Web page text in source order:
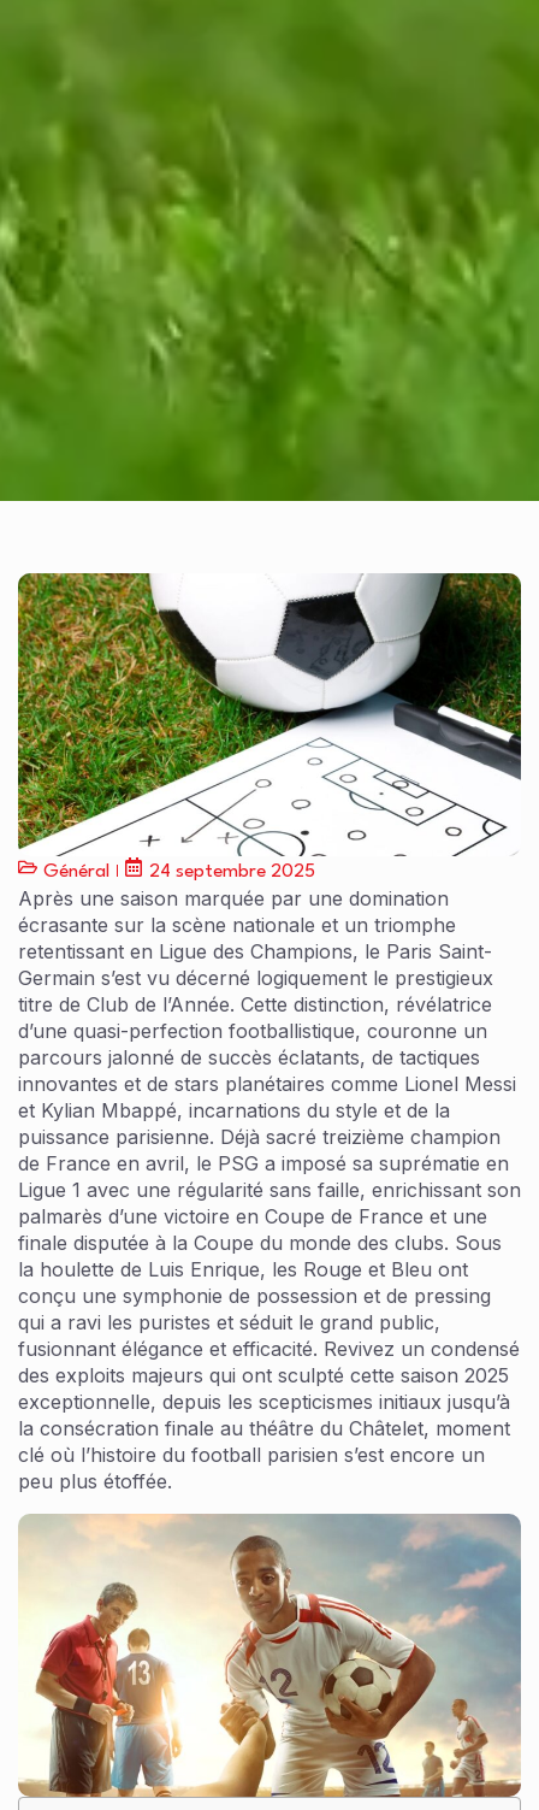
Général 24 septembre 2025
Après une saison marquée par une domination
écrasante sur la scène nationale et un triomphe
retentissant en Ligue des Champions, le Paris Saint-
Germain s’est vu décerné logiquement le prestigieux
titre de Club de l’Année. Cette distinction, révélatrice
d’une quasi-perfection footballistique, couronne un
parcours jalonné de succès éclatants, de tactiques
innovantes et de stars planétaires comme Lionel Messi
et Kylian Mbappé, incarnations du style et de la
puissance parisienne. Déjà sacré treizième champion
de France en avril, le PSG a imposé sa suprématie en
Ligue 1 avec une régularité sans faille, enrichissant son
palmarès d’une victoire en Coupe de France et une
finale disputée à la Coupe du monde des clubs. Sous
la houlette de Luis Enrique, les Rouge et Bleu ont
conçu une symphonie de possession et de pressing
qui a ravi les puristes et séduit le grand public,
fusionnant élégance et efficacité. Revivez un condensé
des exploits majeurs qui ont sculpté cette saison 2025
exceptionnelle, depuis les scepticismes initiaux jusqu’à
la consécration finale au théâtre du Châtelet, moment
clé où l’histoire du football parisien s’est encore un
peu plus étoffée.